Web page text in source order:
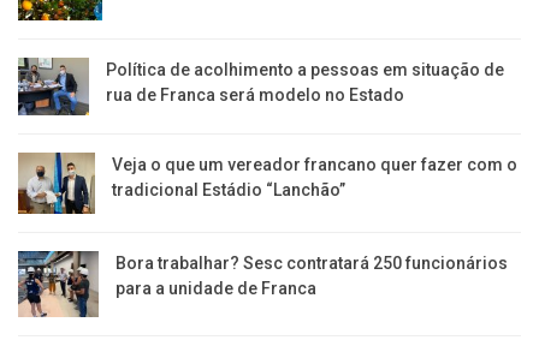
Política de acolhimento a pessoas em situação de
rua de Franca será modelo no Estado
Veja o que um vereador francano quer fazer com o
tradicional Estádio “Lanchão”
Bora trabalhar? Sesc contratará 250 funcionários
para a unidade de Franca